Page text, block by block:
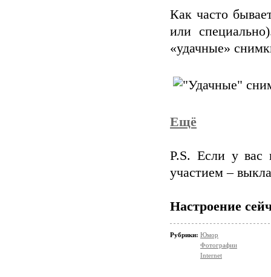
Как часто
или
«удачные»
Ещё
P.S. Если у вас
участием –
Настроение
Рубрики: Юмор
Фотографии
Internet